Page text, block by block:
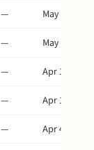
—
May 28
—
May 10
—
Apr 17
—
Apr 17
—
Apr 4